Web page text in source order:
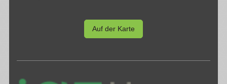
Auf der Karte